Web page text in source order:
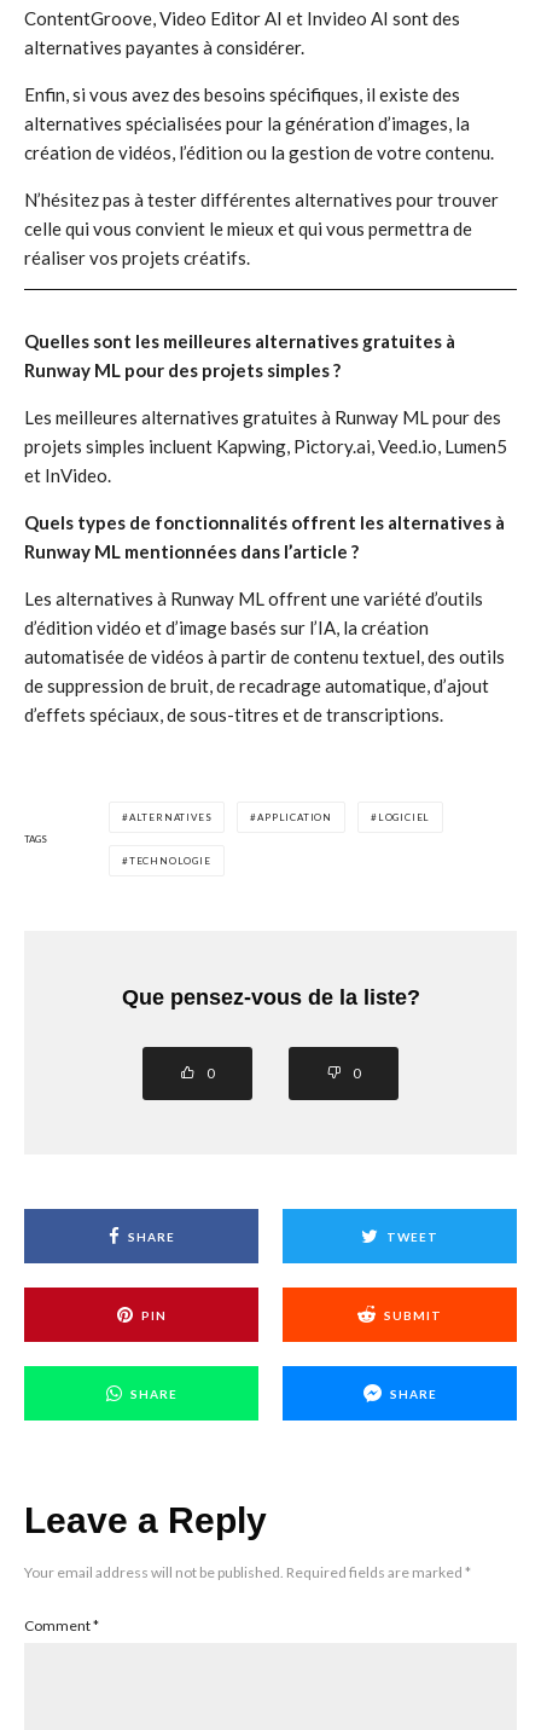
ContentGroove, Video Editor AI et Invideo AI sont des
alternatives payantes à considérer.
Enfin, si vous avez des besoins spécifiques, il existe des
alternatives spécialisées pour la génération d’images, la
création de vidéos, l’édition ou la gestion de votre contenu.
N’hésitez pas à tester différentes alternatives pour trouver
celle qui vous convient le mieux et qui vous permettra de
réaliser vos projets créatifs.
Quelles sont les meilleures alternatives gratuites à
Runway ML pour des projets simples ?
Les meilleures alternatives gratuites à Runway ML pour des
projets simples incluent Kapwing, Pictory.ai, Veed.io, Lumen5
et InVideo.
Quels types de fonctionnalités offrent les alternatives à
Runway ML mentionnées dans l’article ?
Les alternatives à Runway ML offrent une variété d’outils
d’édition vidéo et d’image basés sur l’IA, la création
automatisée de vidéos à partir de contenu textuel, des outils
de suppression de bruit, de recadrage automatique, d’ajout
d’effets spéciaux, de sous-titres et de transcriptions.
TAGS
ALTERNATIVES APPLICATION LOGICIEL
TECHNOLOGIE
Que pensez-vous de la liste?
0 0
SHARE TWEET
PIN SUBMIT
SHARE SHARE
Leave a Reply
Your email address will not be published. Required fields are marked *
Comment*